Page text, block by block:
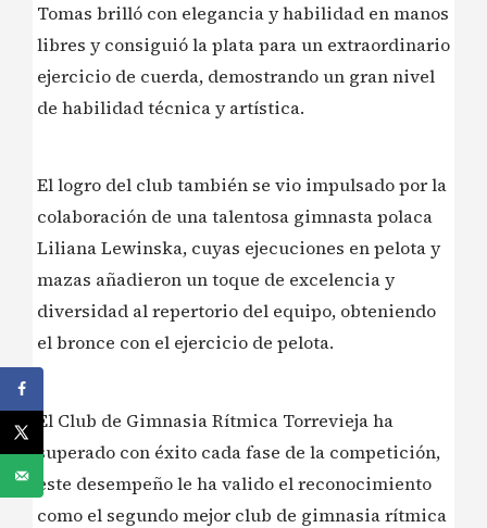
Tomas brilló con elegancia y habilidad en manos
libres y consiguió la plata para un extraordinario
ejercicio de cuerda, demostrando un gran nivel
de habilidad técnica y artística.
El logro del club también se vio impulsado por la
colaboración de una talentosa gimnasta polaca
Liliana Lewinska, cuyas ejecuciones en pelota y
mazas añadieron un toque de excelencia y
diversidad al repertorio del equipo, obteniendo
el bronce con el ejercicio de pelota.
El Club de Gimnasia Rítmica Torrevieja ha
superado con éxito cada fase de la competición,
este desempeño le ha valido el reconocimiento
como el segundo mejor club de gimnasia rítmica